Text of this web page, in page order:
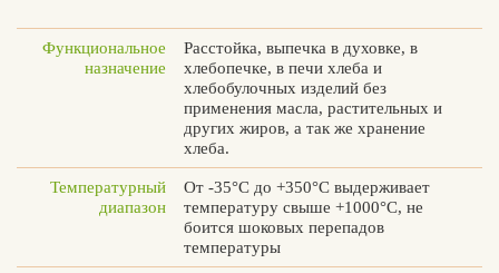
Функциональное
назначение
Расстойка, выпечка в духовке, в
хлебопечке, в печи хлеба и
хлебобулочных изделий без
применения масла, растительных и
других жиров, а так же хранение
хлеба.
Температурный
диапазон
От -35°С до +350°С выдерживает
температуру свыше +1000°С, не
боится шоковых перепадов
температуры